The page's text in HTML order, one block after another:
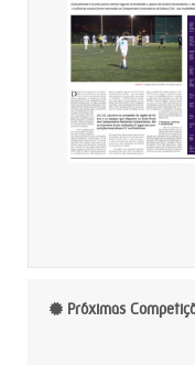
Próximas